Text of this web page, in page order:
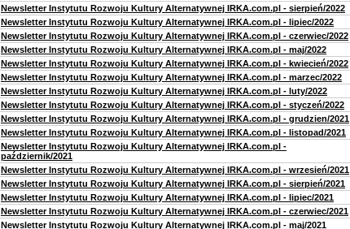
Newsletter Instytutu Rozwoju Kultury Alternatywnej IRKA.com.pl - sierpień/2022
Newsletter Instytutu Rozwoju Kultury Alternatywnej IRKA.com.pl - lipiec/2022
Newsletter Instytutu Rozwoju Kultury Alternatywnej IRKA.com.pl - czerwiec/2022
Newsletter Instytutu Rozwoju Kultury Alternatywnej IRKA.com.pl - maj/2022
Newsletter Instytutu Rozwoju Kultury Alternatywnej IRKA.com.pl - kwiecień/2022
Newsletter Instytutu Rozwoju Kultury Alternatywnej IRKA.com.pl - marzec/2022
Newsletter Instytutu Rozwoju Kultury Alternatywnej IRKA.com.pl - luty/2022
Newsletter Instytutu Rozwoju Kultury Alternatywnej IRKA.com.pl - styczeń/2022
Newsletter Instytutu Rozwoju Kultury Alternatywnej IRKA.com.pl - grudzien/2021
Newsletter Instytutu Rozwoju Kultury Alternatywnej IRKA.com.pl - listopad/2021
Newsletter Instytutu Rozwoju Kultury Alternatywnej IRKA.com.pl -
październik/2021
Newsletter Instytutu Rozwoju Kultury Alternatywnej IRKA.com.pl - wrzesień/2021
Newsletter Instytutu Rozwoju Kultury Alternatywnej IRKA.com.pl - sierpień/2021
Newsletter Instytutu Rozwoju Kultury Alternatywnej IRKA.com.pl - lipiec/2021
Newsletter Instytutu Rozwoju Kultury Alternatywnej IRKA.com.pl - czerwiec/2021
Newsletter Instytutu Rozwoju Kultury Alternatywnej IRKA.com.pl - maj/2021